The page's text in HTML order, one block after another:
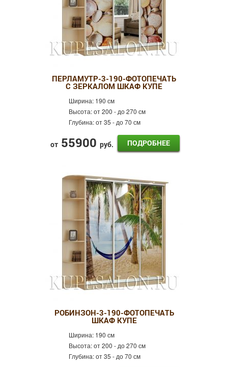
ПЕРЛАМУТР-3-190-ФОТОПЕЧАТЬ
С ЗЕРКАЛОМ ШКАФ КУПЕ
Ширина: 190 см
Высота:от 200 - до 270 см
Глубина:от 35 - до 70 см
от 55900 руб. ПОДРОБНЕЕ
РОБИНЗОН-3-190-ФОТОПЕЧАТЬ
ШКАФ КУПЕ
Ширина: 190 см
Высота:от 200 - до 270 см
Глубина:от 35 - до 70 см